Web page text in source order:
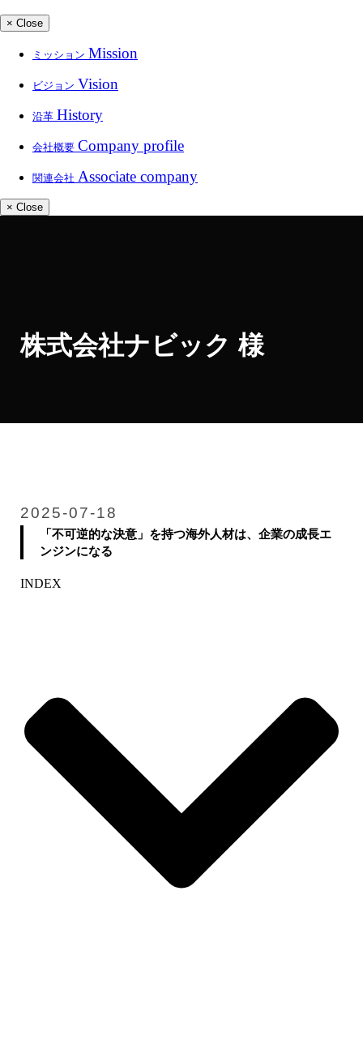
× Close
ミッション Mission
ビジョン Vision
沿革 History
会社概要 Company profile
関連会社 Associate company
× Close
株式会社ナビック 様
2025-07-18
「不可逆的な決意」を持つ海外人材は、企業の成長エ
ンジンになる
INDEX